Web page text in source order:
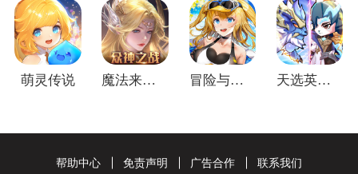
萌灵传说 魔法来袭(合成爽完版) 冒险与推图 天选英雄(上线送千抽)
帮助中心 免责声明 广告合作 联系我们